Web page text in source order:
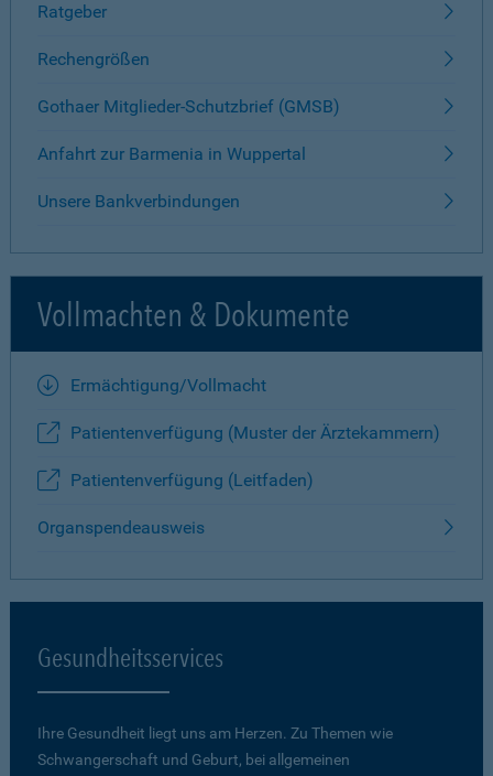
Ratgeber
Rechengrößen
Gothaer Mitglieder-Schutzbrief (GMSB)
Anfahrt zur Barmenia in Wuppertal
Unsere Bankverbindungen
Vollmachten & Dokumente
Ermächtigung/Vollmacht
Patientenverfügung (Muster der Ärztekammern)
Patientenverfügung (Leitfaden)
Organspendeausweis
Gesundheitsservices
Ihre Gesundheit liegt uns am Herzen. Zu Themen wie
Schwangerschaft und Geburt, bei allgemeinen